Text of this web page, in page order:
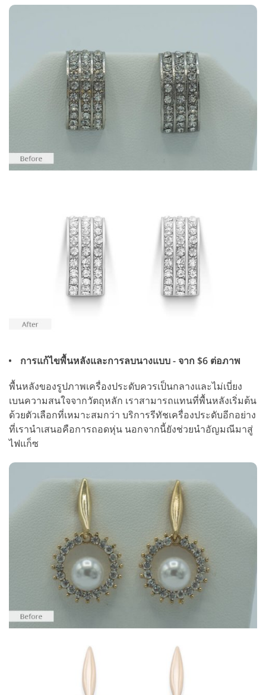
การแก้ไขพื้นหลังและการลบนางแบบ - จาก $6 ต่อภาพ
พื้นหลังของรูปภาพเครื่องประดับควรเป็นกลางและไม่เบี่ยง
เบนความสนใจจากวัตถุหลัก เราสามารถแทนที่พื้นหลังเริ่มต้น
ด้วยตัวเลือกที่เหมาะสมกว่า บริการรีทัชเครื่องประดับอีกอย่าง
ที่เรานำเสนอคือการถอดหุ่น นอกจากนี้ยังช่วยนำอัญมณีมาสู่
ไฟแก็ซ